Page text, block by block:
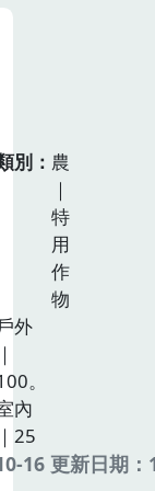
別
農
｜
特
用
作
物
外
｜
。
內
｜25
16 更新日期